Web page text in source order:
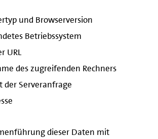
und Browserversion
Betriebssystem
URL
des zugreifenden Rechners
der Serveranfrage
dieser Daten mit